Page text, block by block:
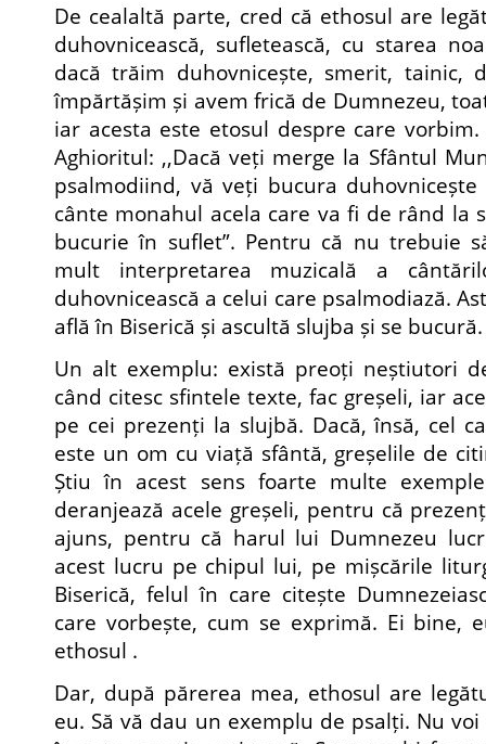
De cealaltă parte, cred că ethosul are
duhovnicească, sufletească, cu starea
dacă trăim duhovnicește, smerit, tainic,
împărtășim și avem frică de Dumnezeu,
iar acesta este etosul despre care vorbim.
Aghioritul: ,,Dacă veți merge la Sfântul
psalmodiind, vă veți bucura
cânte monahul acela care va fi de rând la
bucurie în suflet”. Pentru că nu trebuie
mult interpretarea muzicală a
duhovnicească a celui care psalmodiază.
află în Biserică și ascultă slujba și se bucură.
Un alt exemplu: există preoți neștiutori
când citesc sfintele texte, fac greșeli, iar
pe cei prezenți la slujbă. Dacă, însă, cel
este un om cu viață sfântă, greșelile de
Știu în acest sens foarte multe
deranjează acele greșeli, pentru că
ajuns, pentru că harul lui Dumnezeu
acest lucru pe chipul lui, pe mișcările
Biserică, felul în care citește
care vorbește, cum se exprimă. Ei bine,
ethosul .
Dar, după părerea mea, ethosul are
eu. Să vă dau un exemplu de psalți. Nu